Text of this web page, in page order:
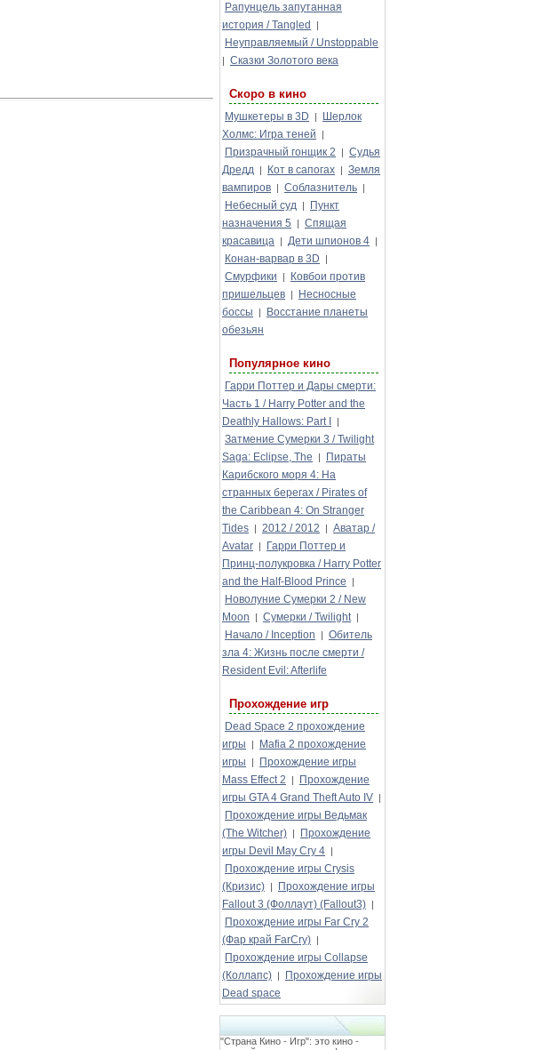
Рапунцель запутанная
история / Tangled
|
Неуправляемый / Unstoppable
| Сказки Золотого века
Скоро в кино
Мушкетеры в 3D |
Шерлок
Холмс: Игра теней
|
Призрачный гонщик 2 | Судья
Дредд | Кот в сапогах | Земля
вампиров | Соблазнитель |
Небесный суд |
Пункт
назначения 5
| Спящая
красавица | Дети шпионов 4 |
Конан-варвар в 3D |
Смурфики |
Ковбои против
пришельцев |
Несносные
боссы
|
Восстание планеты
обезьян
Популярное кино
Гарри Поттер и Дары смерти:
Часть 1 / Harry Potter and the
Deathly Hallows: Part I
|
Затмение Сумерки 3 / Twilight
Saga: Eclipse, The
|
Пираты
Карибского моря 4: На
странных берегах / Pirates of
the Caribbean 4: On Stranger
Tides | 2012 / 2012 | Аватар /
Avatar |
Гарри Поттер и
Принц-полукровка / Harry Potter
and the Half-Blood Prince
|
Новолуние Сумерки 2 / New
Moon
| Сумерки / Twilight |
Начало / Inception | Обитель
зла 4: Жизнь после смерти /
Resident Evil: Afterlife
Прохождение игр
Dead Space 2 прохождение
игры
|
Mafia 2 прохождение
игры
|
Прохождение игры
Mass Effect 2
|
Прохождение
игры GTA 4 Grand Theft Auto IV |
Прохождение игры Ведьмак
(The Witcher) |
Прохождение
игры Devil May Cry 4 |
Прохождение игры Crysis
(Кризис) |
Прохождение игры
Fallout 3 (Фоллаут) (Fallout3) |
Прохождение игры Far Cry 2
(Фар край FarCry) |
Прохождение игры Collapse
(Коллапс) |
Прохождение игры
Dead space
"Страна Кино - Игр": это кино -